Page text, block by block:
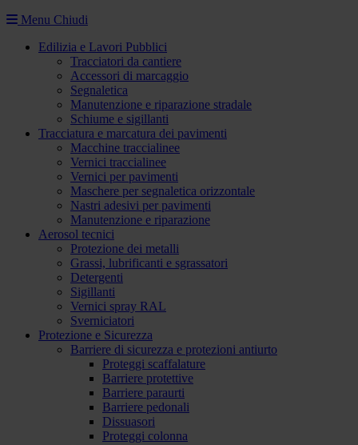
Menu Chiudi
Edilizia e Lavori Pubblici
Tracciatori da cantiere
Accessori di marcaggio
Segnaletica
Manutenzione e riparazione stradale
Schiume e sigillanti
Tracciatura e marcatura dei pavimenti
Macchine traccialinee
Vernici traccialinee
Vernici per pavimenti
Maschere per segnaletica orizzontale
Nastri adesivi per pavimenti
Manutenzione e riparazione
Aerosol tecnici
Protezione dei metalli
Grassi, lubrificanti e sgrassatori
Detergenti
Sigillanti
Vernici spray RAL
Sverniciatori
Protezione e Sicurezza
Barriere di sicurezza e protezioni antiurto
Proteggi scaffalature
Barriere protettive
Barriere paraurti
Barriere pedonali
Dissuasori
Proteggi colonna